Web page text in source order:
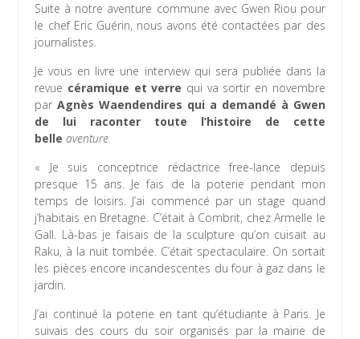
Suite à notre aventure commune avec Gwen Riou pour
le chef Eric Guérin, nous avons été contactées par des
journalistes.
Je vous en livre une interview qui sera publiée dans la
revue céramique et verre qui va sortir en novembre
parAgnès Waendendires qui a demandé à Gwen
de lui raconter toute l’histoire de cette
belleaventure.
« Je suis conceptrice rédactrice free-lance depuis
presque 15 ans. Je fais de la poterie pendant mon
temps de loisirs. J’ai commencé par un stage quand
j’habitais en Bretagne. C’était à Combrit, chez Armelle le
Gall. Là-bas je faisais de la sculpture qu’on cuisait au
Raku, à la nuit tombée. C’était spectaculaire. On sortait
les pièces encore incandescentes du four à gaz dans le
jardin.
J’ai continué la poterie en tant qu’étudiante à Paris. Je
suivais des cours du soir organisés par la mairie de